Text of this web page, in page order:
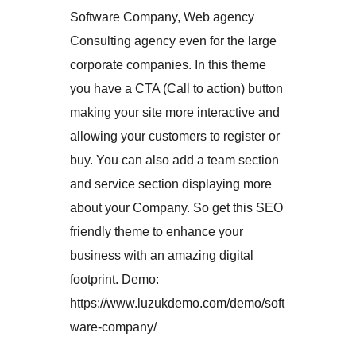
Software Company, Web agency
Consulting agency even for the large
corporate companies. In this theme
you have a CTA (Call to action) button
making your site more interactive and
allowing your customers to register or
buy. You can also add a team section
and service section displaying more
about your Company. So get this SEO
friendly theme to enhance your
business with an amazing digital
footprint. Demo:
https://www.luzukdemo.com/demo/soft
ware-company/